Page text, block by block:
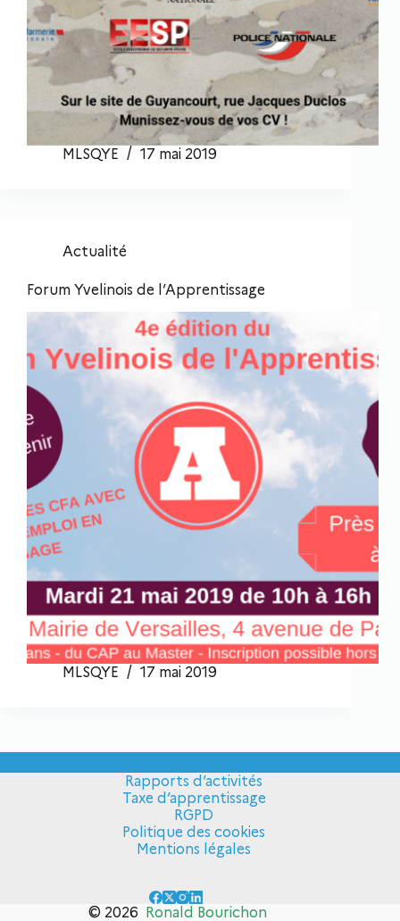
MLSQYE 17 mai 2019
Actualité
Forum Yvelinois de l’Apprentissage
MLSQYE 17 mai 2019
Rapports d’activités
Taxe d’apprentissage
RGPD
Politique des cookies
Mentions légales
© 2026 Ronald Bourichon